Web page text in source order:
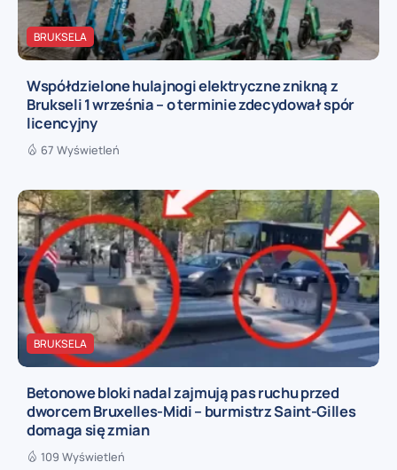
BRUKSELA
Współdzielone hulajnogi elektryczne znikną z
Brukseli 1 września – o terminie zdecydował spór
licencyjny
67 Wyświetleń
BRUKSELA
Betonowe bloki nadal zajmują pas ruchu przed
dworcem Bruxelles-Midi – burmistrz Saint-Gilles
domaga się zmian
109 Wyświetleń